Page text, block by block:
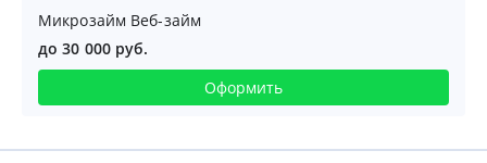
Микрозайм Веб-займ
до 30 000 руб.
Оформить